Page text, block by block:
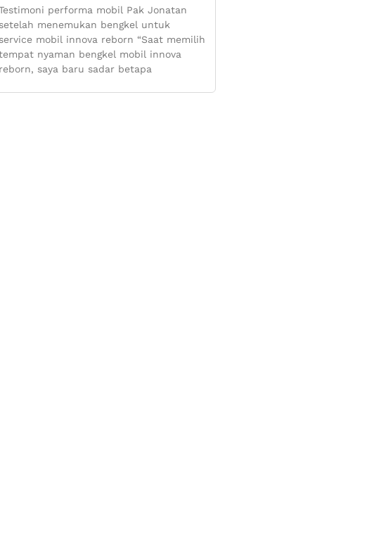
performa mobil Pak Jonatan
setelah menemukan bengkel untuk
service mobil innova reborn “Saat memilih
nyaman bengkel mobil innova
reborn, saya baru sadar betapa